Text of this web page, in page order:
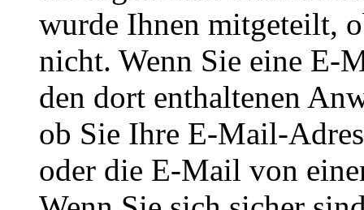
wurde Ihnen mitgeteilt,
nicht. Wenn Sie eine E-
den dort enthaltenen
ob Sie Ihre E-Mail-
oder die E-Mail von